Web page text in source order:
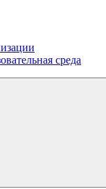
среда